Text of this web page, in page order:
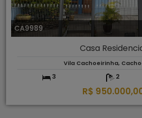
CA9989
Casa
Vila Cachoeirinha,
3 2
R$